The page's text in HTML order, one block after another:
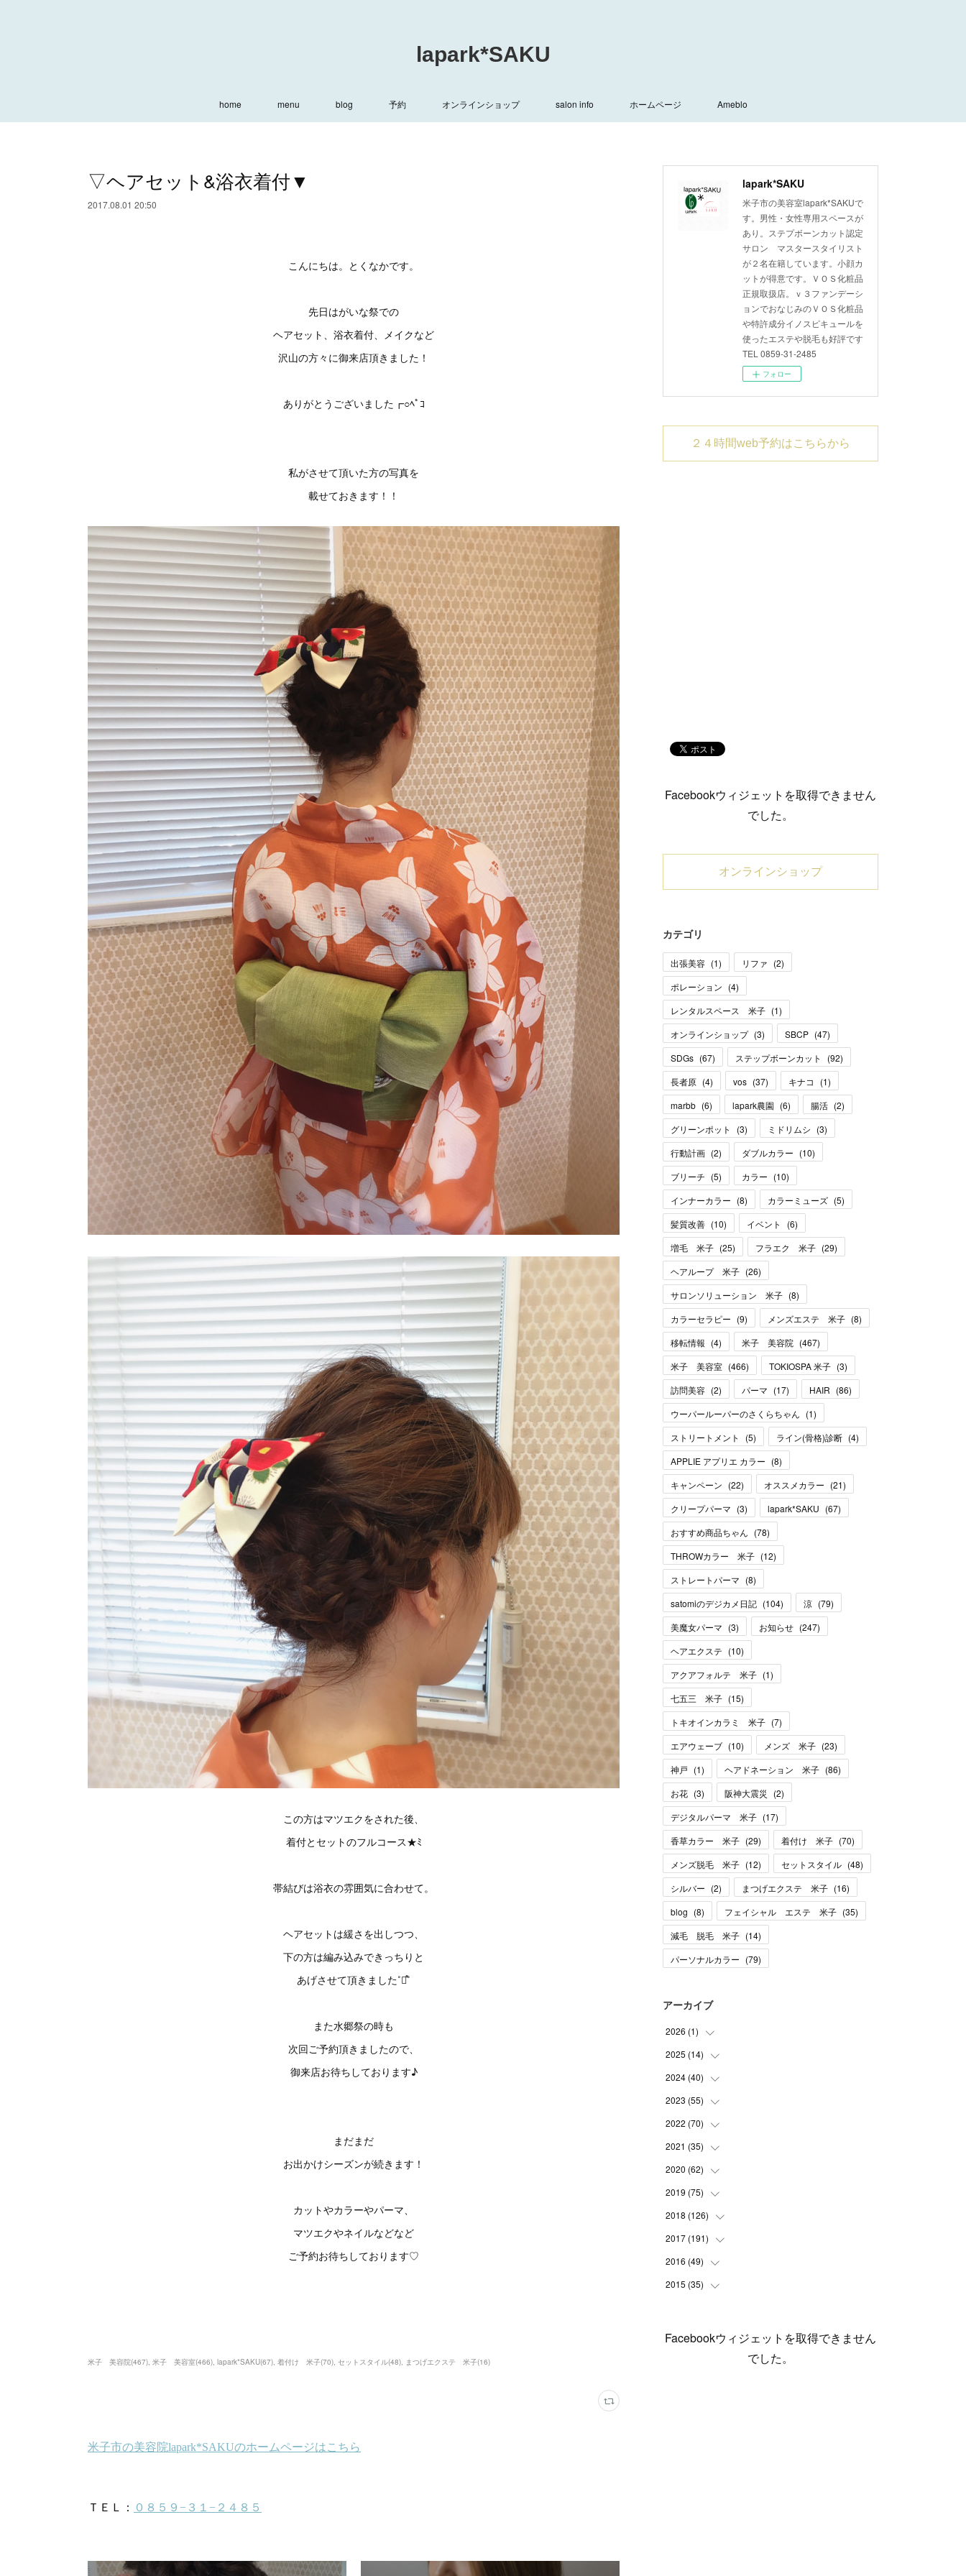
lapark*SAKU
home menu blog 予約 オンラインショップ salon info ホームページ Ameblo
▽ヘアセット&浴衣着付▼
2017.08.01 20:50
こんにちは。とくなかです。
先日はがいな祭での
ヘアセット、浴衣着付、メイクなど
沢山の方々に御来店頂きました！
ありがとうございました┏○ﾍﾟｺ
私がさせて頂いた方の写真を
載せておきます！！
この方はマツエクをされた後、
着付とセットのフルコース★ﾐ
帯結びは浴衣の雰囲気に合わせて。
ヘアセットは緩さを出しつつ、
下の方は編み込みできっちりと
あげさせて頂きました˚࿀̊˚
また水郷祭の時も
次回ご予約頂きましたので、
御来店お待ちしております♪
まだまだ
お出かけシーズンが続きます！
カットやカラーやパーマ、
マツエクやネイルなどなど
ご予約お待ちしております♡
米子 美容院(467) 米子 美容室(466) lapark*SAKU(67) 着付け 米子(70) セットスタイル(48) まつげエクステ 米子(16)
lapark*SAKU
米子市の美容室lapark*SAKUで
す。男性・女性専用スペースが
あり。ステプボーンカット認定
サロン マスタースタイリスト
が２名在籍しています。小顔カ
ットが得意です。ＶＯＳ化粧品
正規取扱店。ｖ３ファンデーシ
ョンでおなじみのＶＯＳ化粧品
や特許成分イノスピキュールを
使ったエステや脱毛も好評です
TEL 0859-31-2485
フォロー
２４時間web予約はこちらから
Facebookウィジェットを取得できません
でした。
オンラインショップ
カテゴリ
出張美容 (1) リファ (2)
ポレーション (4)
レンタルスペース 米子 (1)
オンラインショップ (3) SBCP (47)
SDGs (67) ステップボーンカット (92)
長者原 (4) vos (37) キナコ (1)
marbb (6) lapark農園 (6) 腸活 (2)
グリーンポット
(3) ミドリムシ (3)
行動計画 (2) ダブルカラー (10)
ブリーチ (5) カラー (10)
インナーカラー (8) カラーミューズ (5)
髪質改善 (10) イベント (6)
増毛 米子 (25) フラエク 米子 (29)
ヘアループ 米子 (26)
サロンソリューション 米子 (8)
カラーセラピー (9) メンズエステ 米子 (8)
移転情報 (4) 米子 美容院 (467)
米子 美容室 (466) TOKIOSPA 米子 (3)
訪問美容 (2) パーマ (17) HAIR (86)
ウーパールーパーのさくらちゃん (1)
ストリートメント
(5) ライン(骨格)診断 (4)
APPLIE アプリエ カラー (8)
キャンペーン (22) オススメカラー (21)
クリープパーマ (3) lapark*SAKU (67)
おすすめ商品ちゃん (78)
THROWカラー 米子 (12)
ストレートパーマ (8)
satomiのデジカメ日記 (104) 涼 (79)
美魔女パーマ (3) お知らせ (247)
ヘアエクステ (10)
アクアフォルテ 米子 (1)
七五三 米子 (15)
トキオインカラミ 米子 (7)
エアウェーブ (10) メンズ 米子 (23)
神戸 (1) ヘアドネーション 米子 (86)
お花 (3) 阪神大震災 (2)
デジタルパーマ 米子 (17)
香草カラー 米子 (29) 着付け 米子 (70)
メンズ脱毛 米子 (12) セットスタイル (48)
シルバー (2) まつげエクステ 米子 (16)
blog (8) フェイシャル エステ 米子 (35)
減毛 脱毛 米子 (14)
パーソナルカラー (79)
アーカイブ
2026 (1)
(1
2025 (14)
(10
)
(1
(1
(2
2024 (40)
(1
(1
(3
(2
(7
(4)
(3)
(5
2023 (55)
(2
(4
(3
(3
(6)
(4)
(6
(3
(5)
2022 (70)
(7
(11
)
(8
(1)
(3)
(1
(6
(9 )
2021 (35)
(5
(7
(5)
(3)
(3
(2
2020 (62)
(6
(9)
(7)
(4
(3
2019 (75)
(1)
(2)
(6
(7
2018 (126)
(6)
(12
)
(7
2017 (191)
(12
)
(11
)
2016 (49)
(2
2015 (35)
Facebookウィジェットを取得できません
でした。